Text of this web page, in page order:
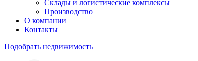
Склады и логистические комплексы
Производство
О компании
Контакты
Подобрать недвижимость